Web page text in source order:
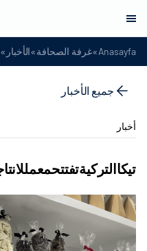
Anasayfa
»غرفة الصحافة»الأخبار »
جميع الأخبار
أخبار